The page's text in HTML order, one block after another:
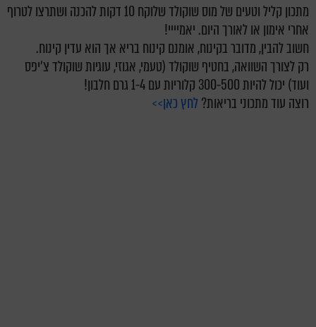
מתכון קליל וטעים של מוס שוקולד שלוקח 10 דקות להכנה ושתרצו לטרוף
אחרי אימון או לאורך היום. יאמיייי!
חשוב להבין, מדובר בקינוח, אומנם קינוח בריא אך הוא עדין קינוח.
רק לצורך השוואה, בחטיף שוקולד (טעמי, אגוזי, עוגיות שוקולד צ'יפס
ועוד) יכול להיות 300-500 קלוריות עם 1-4 גרם חלבון!
רוצה עוד מתכוני בריאות?לחץ כאן>>